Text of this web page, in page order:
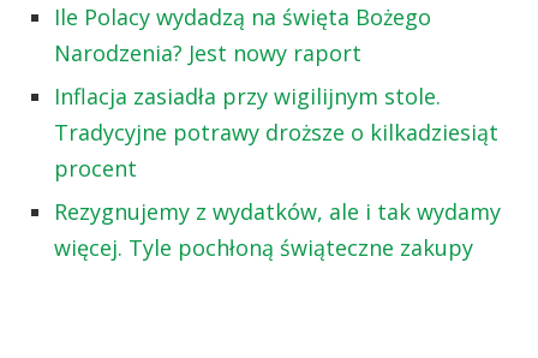
Ile Polacy wydadzą na święta Bożego
Narodzenia? Jest nowy raport
Inflacja zasiadła przy wigilijnym stole.
Tradycyjne potrawy droższe o kilkadziesiąt
procent
Rezygnujemy z wydatków, ale i tak wydamy
więcej. Tyle pochłoną świąteczne zakupy